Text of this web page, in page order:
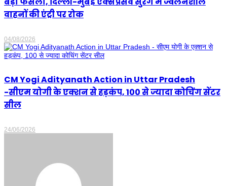
वाहनों की एंट्री पर रोक
04/08/2026
CM Yogi Adityanath Action in Uttar Pradesh
-सीएम योगी के एक्शन से हड़कंप, 100 से ज्यादा कोचिंग सेंटर
सील
24/06/2026